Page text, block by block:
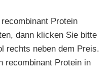
Protein
dann klicken Sie bitte
rechts neben dem Preis.
recombinant Protein in